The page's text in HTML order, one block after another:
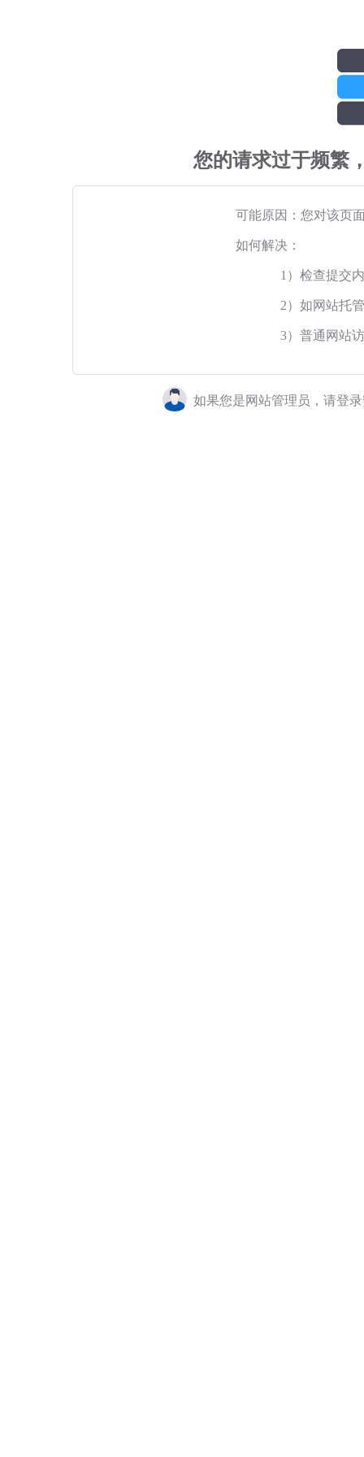
您的请求过于频繁
可能原因：您对该页
如何解决：
1）检查提交
2）如网站托
3）普通网站
如果您是网站管理员，请登